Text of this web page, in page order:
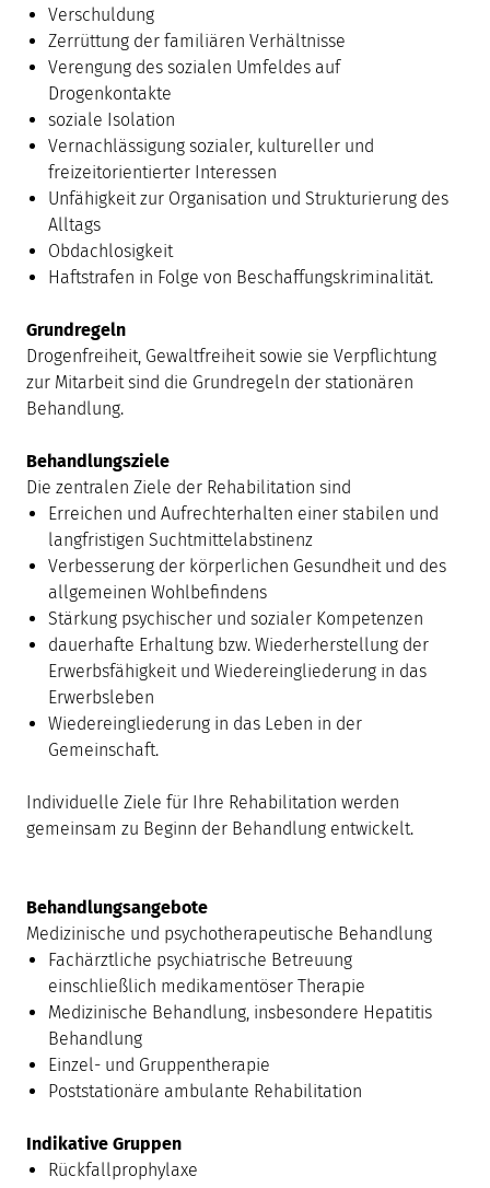
Verschuldung
Zerrüttung der familiären Verhältnisse
Verengung des sozialen Umfeldes auf
Drogenkontakte
soziale Isolation
Vernachlässigung sozialer, kultureller und
freizeitorientierter Interessen
Unfähigkeit zur Organisation und Strukturierung des
Alltags
Obdachlosigkeit
Haftstrafen in Folge von Beschaffungskriminalität.
Grundregeln
Drogenfreiheit, Gewaltfreiheit sowie sie Verpflichtung
zur Mitarbeit sind die Grundregeln der stationären
Behandlung.
Behandlungsziele
Die zentralen Ziele der Rehabilitation sind
Erreichen und Aufrechterhalten einer stabilen und
langfristigen Suchtmittelabstinenz
Verbesserung der körperlichen Gesundheit und des
allgemeinen Wohlbefindens
Stärkung psychischer und sozialer Kompetenzen
dauerhafte Erhaltung bzw. Wiederherstellung der
Erwerbsfähigkeit und Wiedereingliederung in das
Erwerbsleben
Wiedereingliederung in das Leben in der
Gemeinschaft.
Individuelle Ziele für Ihre Rehabilitation werden
gemeinsam zu Beginn der Behandlung entwickelt.
Behandlungsangebote
Medizinische und psychotherapeutische Behandlung
Fachärztliche psychiatrische Betreuung
einschließlich medikamentöser Therapie
Medizinische Behandlung, insbesondere Hepatitis
Behandlung
Einzel- und Gruppentherapie
Poststationäre ambulante Rehabilitation
Indikative Gruppen
Rückfallprophylaxe